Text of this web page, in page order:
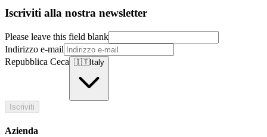
Iscriviti alla nostra newsletter
Please leave this field blank
Indirizzo e-mail
Repubblica Ceca 🇮🇹Italy
Iscriviti
Azienda